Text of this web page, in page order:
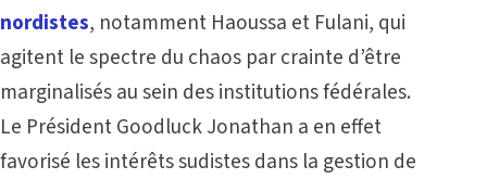
nordistes, notamment Haoussa et Fulani, qui
agitent le spectre du chaos par crainte d’être
marginalisés au sein des institutions fédérales.
Le Président Goodluck Jonathan a en effet
favorisé les intérêts sudistes dans la gestion de